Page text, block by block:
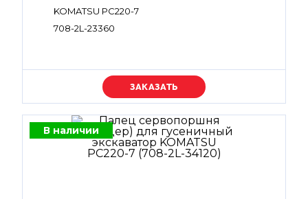
KOMATSU PC220-7
708-2L-23360
Уточняйте цену
В наличии